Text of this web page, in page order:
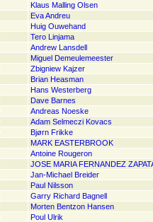
Klaus Malling Olsen
Eva Andreu
Huig Ouwehand
Tero Linjama
Andrew Lansdell
Miguel Demeulemeester
Zbigniew Kajzer
Brian Heasman
Hans Westerberg
Dave Barnes
Andreas Noeske
Adam Selmeczi Kovacs
Bjørn Frikke
MARK EASTERBROOK
Antoine Rougeron
JOSE MARIA FERNANDEZ
Jan-Michael Breider
Paul Nilsson
Garry Richard Bagnell
Morten Bentzon Hansen
Poul Ulrik